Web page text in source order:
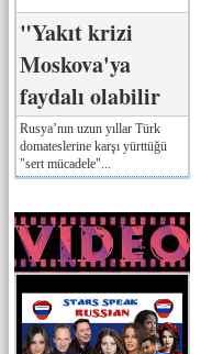
"Yakıt krizi
Moskova'ya
faydalı olabilir
Rusya’nın uzun yıllar Türk
domateslerine karşı yürttüğü
"sert mücadele"...